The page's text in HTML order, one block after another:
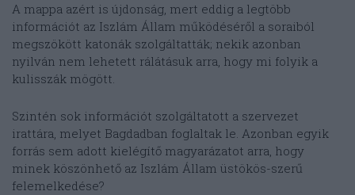
A mappa azért is újdonság, mert eddig a legtöbb
információt az Iszlám Állam működéséről a soraiból
megszökött katonák szolgáltatták; nekik azonban
nyilván nem lehetett rálátásuk arra, hogy mi folyik a
kulisszák mögött.
Szintén sok információt szolgáltatott a szervezet
irattára, melyet Bagdadban foglaltak le. Azonban egyik
forrás sem adott kielégítő magyarázatot arra, hogy
minek köszönhető az Iszlám Állam üstökös-szerű
felemelkedése?